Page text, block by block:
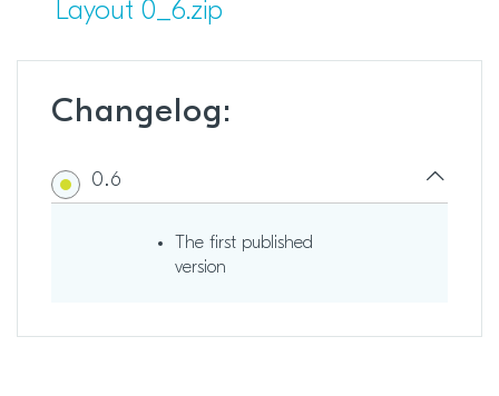
Layout 0_6.zip
Changelog:
0.6
The first published
version